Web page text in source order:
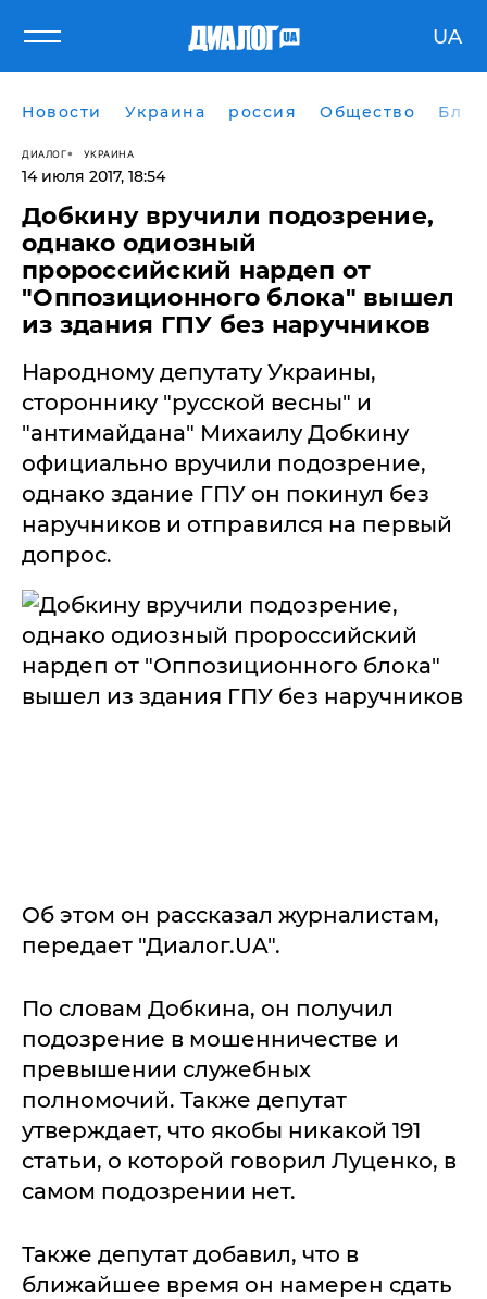
UA
Новости Украина россия Общество
ДИАЛОГ УКРАИНА
14 июля 2017, 18:54
Добкину вручили подозрение,
однако одиозный
пророссийский нардеп от
"Оппозиционного блока" вышел
из здания ГПУ без наручников
Народному депутату Украины,
стороннику "русской весны" и
"антимайдана" Михаилу Добкину
официально вручили подозрение,
однако здание ГПУ он покинул без
наручников и отправился на первый
допрос.
Об этом он рассказал журналистам,
передает "Диалог.UA".
По словам Добкина, он получил
подозрение в мошенничестве и
превышении служебных
полномочий. Также депутат
утверждает, что якобы никакой 191
статьи, о которой говорил Луценко, в
самом подозрении нет.
Также депутат добавил, что в
ближайшее время он намерен сдать